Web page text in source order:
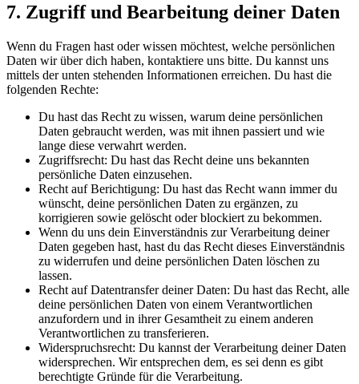
7. Zugriff und Bearbeitung deiner Daten
Wenn du Fragen hast oder wissen möchtest, welche persönlichen
Daten wir über dich haben, kontaktiere uns bitte. Du kannst uns
mittels der unten stehenden Informationen erreichen. Du hast die
folgenden Rechte:
Du hast das Recht zu wissen, warum deine persönlichen
Daten gebraucht werden, was mit ihnen passiert und wie
lange diese verwahrt werden.
Zugriffsrecht: Du hast das Recht deine uns bekannten
persönliche Daten einzusehen.
Recht auf Berichtigung: Du hast das Recht wann immer du
wünscht, deine persönlichen Daten zu ergänzen, zu
korrigieren sowie gelöscht oder blockiert zu bekommen.
Wenn du uns dein Einverständnis zur Verarbeitung deiner
Daten gegeben hast, hast du das Recht dieses Einverständnis
zu widerrufen und deine persönlichen Daten löschen zu
lassen.
Recht auf Datentransfer deiner Daten: Du hast das Recht, alle
deine persönlichen Daten von einem Verantwortlichen
anzufordern und in ihrer Gesamtheit zu einem anderen
Verantwortlichen zu transferieren.
Widerspruchsrecht: Du kannst der Verarbeitung deiner Daten
widersprechen. Wir entsprechen dem, es sei denn es gibt
berechtigte Gründe für die Verarbeitung.